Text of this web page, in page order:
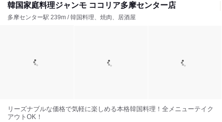
韓国家庭料理ジャンモ ココリア多摩センター店
多摩センター駅 239m / 韓国料理、焼肉、居酒屋
リーズナブルな価格で気軽に楽しめる本格韓国料理！全メニューテイク
アウトOK！